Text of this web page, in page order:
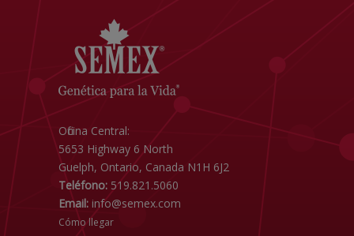
Oficina Central:
5653 Highway 6 North
Guelph, Ontario, Canada N1H 6J2
Teléfono: 519.821.5060
Email: info@semex.com
Cómo llegar